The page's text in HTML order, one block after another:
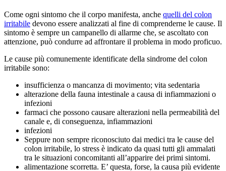
Come ogni sintomo che il corpo manifesta, anche quelli del colon
irritabile devono essere analizzati al fine di comprenderne le cause. Il
sintomo è sempre un campanello di allarme che, se ascoltato con
attenzione, può condurre ad affrontare il problema in modo proficuo.
Le cause più comunemente identificate della sindrome del colon
irritabile sono:
insufficienza o mancanza di movimento; vita sedentaria
alterazione della fauna intestinale a causa di infiammazioni o
infezioni
farmaci che possono causare alterazioni nella permeabilità del
canale e, di conseguenza, infiammazioni
infezioni
Seppure non sempre riconosciuto dai medici tra le cause del
colon irritabile, lo stress è indicato da quasi tutti gli ammalati
tra le situazioni concomitanti all’apparire dei primi sintomi.
alimentazione scorretta. E’ questa, forse, la causa più evidente